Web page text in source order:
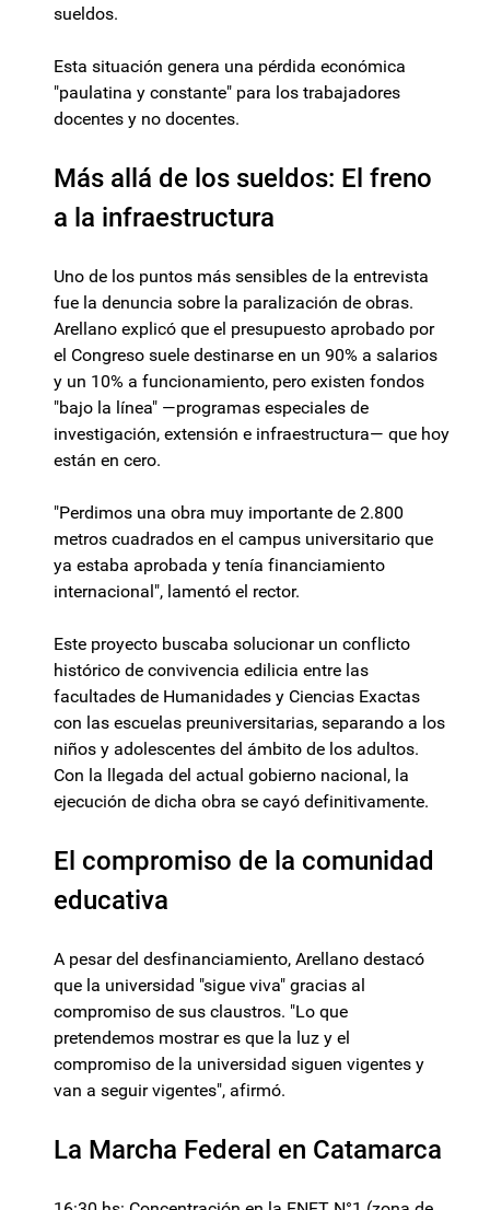
sueldos.
Esta situación genera una pérdida económica
"paulatina y constante" para los trabajadores
docentes y no docentes.
Más allá de los sueldos: El freno
a la infraestructura
Uno de los puntos más sensibles de la entrevista
fue la denuncia sobre la paralización de obras.
Arellano explicó que el presupuesto aprobado por
el Congreso suele destinarse en un 90% a salarios
y un 10% a funcionamiento, pero existen fondos
"bajo la línea" —programas especiales de
investigación, extensión e infraestructura— que hoy
están en cero.
"Perdimos una obra muy importante de 2.800
metros cuadrados en el campus universitario que
ya estaba aprobada y tenía financiamiento
internacional", lamentó el rector.
Este proyecto buscaba solucionar un conflicto
histórico de convivencia edilicia entre las
facultades de Humanidades y Ciencias Exactas
con las escuelas preuniversitarias, separando a los
niños y adolescentes del ámbito de los adultos.
Con la llegada del actual gobierno nacional, la
ejecución de dicha obra se cayó definitivamente.
El compromiso de la comunidad
educativa
A pesar del desfinanciamiento, Arellano destacó
que la universidad "sigue viva" gracias al
compromiso de sus claustros. "Lo que
pretendemos mostrar es que la luz y el
compromiso de la universidad siguen vigentes y
van a seguir vigentes", afirmó.
La Marcha Federal en Catamarca